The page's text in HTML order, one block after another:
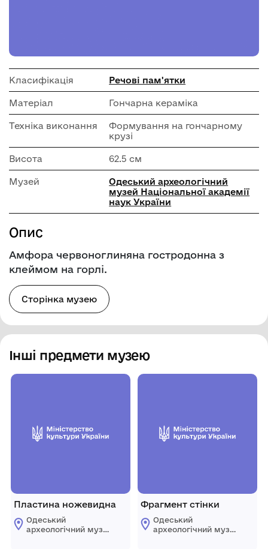
Класифікація Речові пам'ятки
Матеріал Гончарна кераміка
Техніка виконання
Формування на гончарному
крузі
Висота 62.5 см
Музей
Одеський археологічний
музей Національної академії
наук України
Опис
Амфора червоноглиняна гостродонна з
клеймом на горлі.
Сторінка музею
Інші предмети музею
Пластина ножевидна
Одеський
археологічний музей
Фрагмент стінки
Одеський
археологічний музей